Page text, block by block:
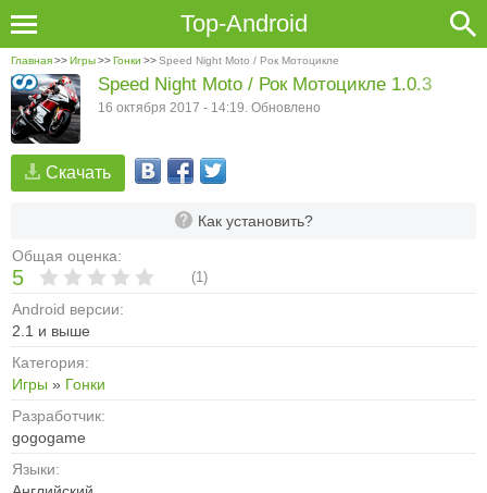
Top-Android
Главная>>Игры>>Гонки >>Speed Night Moto / Рок Мотоцикле
Скачать
Как установить?
Общая оценка:
5 (1)
Android версии:
2.1 и выше
Категория:
Игры » Гонки
Разработчик:
gogogame
Языки:
Speed Night Moto / Рок Мотоцикле 1.0.3
16 октября 2017 - 14:19. Обновлено